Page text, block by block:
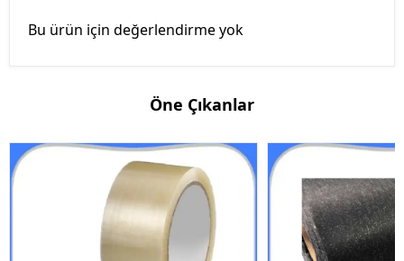
Bu ürün için değerlendirme yok
Öne Çıkanlar